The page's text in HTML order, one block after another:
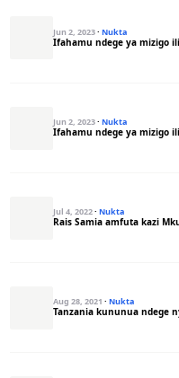
Jun 2, 2023·Nukta
Ifahamu ndege ya mizigo
Jun 2, 2023·Nukta
Ifahamu ndege ya mizigo
Jul 4, 2022·Nukta
Rais Samia amfuta kazi
Aug 28, 2021·Nukta
Tanzania kununua ndege